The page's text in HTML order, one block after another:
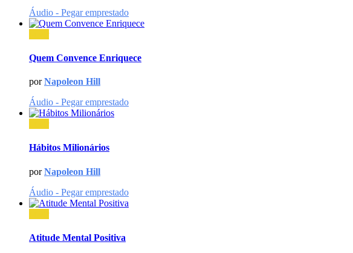
Áudio - Pegar emprestado
Quem Convence Enriquece
porNapoleon Hill
Áudio - Pegar emprestado
Hábitos Milionários
porNapoleon Hill
Áudio - Pegar emprestado
Atitude Mental Positiva